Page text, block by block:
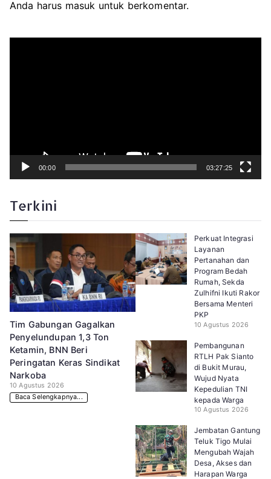
Anda harus masuk untuk berkomentar.
P
00:00 03:27:25
Terkini
Tim Gabungan Gagalkan
Penyelundupan 1,3 Ton
Ketamin, BNN Beri
Peringatan Keras Sindikat
Narkoba
10 Agustus 2026
Baca Selengkapnya...
Perkuat Integrasi
Layanan
Pertanahan dan
Program Bedah
Rumah, Sekda
Zulhifni Ikuti Rakor
Bersama Menteri
PKP
10 Agustus 2026
Pembangunan
RTLH Pak Sianto
di Bukit Murau,
Wujud Nyata
Kepedulian TNI
kepada Warga
10 Agustus 2026
Jembatan Gantung
Teluk Tigo Mulai
Mengubah Wajah
Desa, Akses dan
Harapan Warga